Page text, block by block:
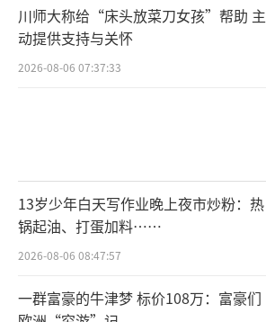
川师大称给“床头放菜刀女孩”帮助 主
动提供支持与关怀
2026-08-06 07:37:33
13岁少年白天写作业晚上夜市炒粉：热
锅起油、打蛋加料……
2026-08-06 08:47:57
一群富豪的牛津梦 标价108万：富豪们